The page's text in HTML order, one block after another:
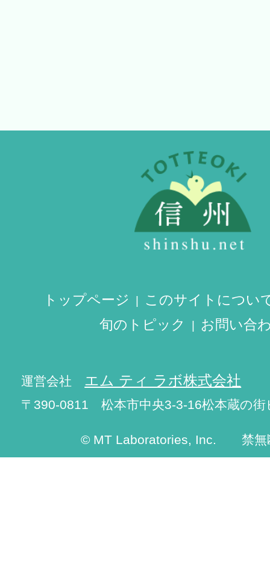
トップページ
このサイトについ
旬のトピック
お問い合
運営会社 エム ティ ラボ株式会社
〒390-0811 松本市中央3-3-16松本蔵の街
© MT Laboratories, Inc. 禁無